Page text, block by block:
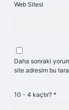
Web Sitesi
Daha sonraki
site adresim bu
10 - 4 kaçtır? *